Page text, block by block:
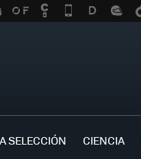
SELECCIÓN CIENCIA